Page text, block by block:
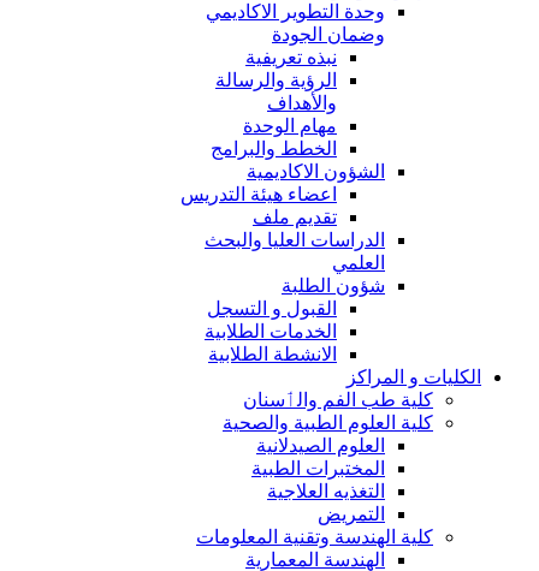
وحدة التطوير الاكاديمي
وضمان الجودة
نبذه تعريفية
الرؤية والرسالة
والأهداف
مهام الوحدة
الخطط والبرامج
الشؤون الاكاديمية
اعضاء هيئة التدريس
تقديم ملف
الدراسات العليا والبحث
العلمي
شؤون الطلبة
القبول و التسجل
الخدمات الطلابية
الانشطة الطلابية
الكليات و المراكز
كلية طب الفم والٲسنان
كلية العلوم الطبية والصحية
العلوم الصيدلانية
المختبرات الطبية
التغذيه العلاجية
التمريض
كلية الهندسة وتقنية المعلومات
الهندسة المعمارية